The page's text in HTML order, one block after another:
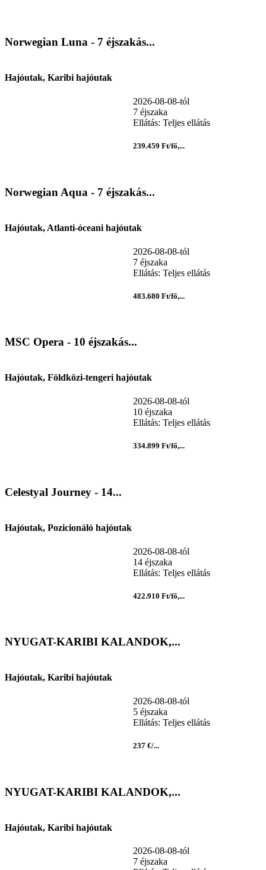
Norwegian Luna - 7 éjszakás...
Hajóutak, Karibi hajóutak
2026-08-08-tól
7 éjszaka
Ellátás: Teljes ellátás
239.459 Ft/fő,...
Norwegian Aqua - 7 éjszakás...
Hajóutak, Atlanti-óceani hajóutak
2026-08-08-tól
7 éjszaka
Ellátás: Teljes ellátás
483.680 Ft/fő,...
MSC Opera - 10 éjszakás...
Hajóutak, Földközi-tengeri hajóutak
2026-08-08-tól
10 éjszaka
Ellátás: Teljes ellátás
334.899 Ft/fő,...
Celestyal Journey - 14...
Hajóutak, Pozicionáló hajóutak
2026-08-08-tól
14 éjszaka
Ellátás: Teljes ellátás
422.910 Ft/fő,...
NYUGAT-KARIBI KALANDOK,...
Hajóutak, Karibi hajóutak
2026-08-08-tól
5 éjszaka
Ellátás: Teljes ellátás
237 €/...
NYUGAT-KARIBI KALANDOK,...
Hajóutak, Karibi hajóutak
2026-08-08-tól
7 éjszaka